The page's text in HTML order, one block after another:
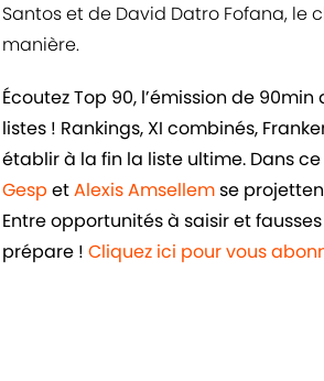
Santos et de David Datro Fofana,
manière.
Écoutez Top 90, l’émission de
listes ! Rankings, XI combinés,
établir à la fin la liste ultime. Dans
Gesp etAlexis Amsellemse
Entre opportunités à saisir et
prépare ! Cliquez ici pour vous